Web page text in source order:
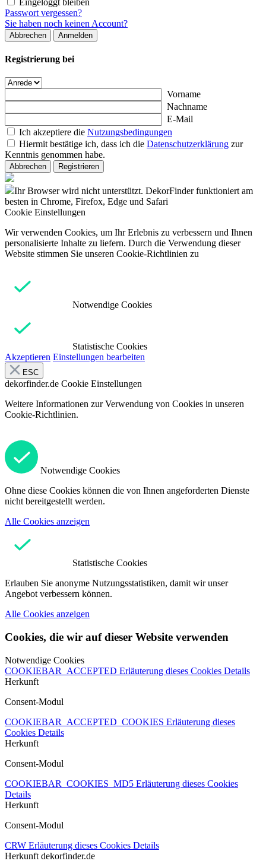
Passwort vergessen?
Sie haben noch keinen Account?
Abbrechen Anmelden
Registrierung bei
Vorname
Nachname
E-Mail
Ich akzeptiere die Nutzungsbedingungen
Hiermit bestätige ich, dass ich die Datenschutzerklärung zur
Kenntnis genommen habe.
Abbrechen Registrieren
Ihr Browser wird nicht unterstützt. DekorFinder funktioniert am
besten in Chrome, Firefox, Edge und Safari
Cookie Einstellungen
Wir verwenden Cookies, um Ihr Erlebnis zu verbessern und Ihnen
personalisierte Inhalte zu liefern. Durch die Verwendung dieser
Website stimmen Sie unseren Cookie-Richtlinien zu
Notwendige Cookies
Statistische Cookies
Akzeptieren Einstellungen bearbeiten
ESC
dekorfinder.de Cookie Einstellungen
Weitere Informationen zur Verwendung von Cookies in unseren
Cookie-Richtlinien.
Notwendige Cookies
Ohne diese Cookies können die von Ihnen angeforderten Dienste
nicht bereitgestellt werden.
Alle Cookies anzeigen
Statistische Cookies
Erlauben Sie anonyme Nutzungsstatistiken, damit wir unser
Angebot verbessern können.
Alle Cookies anzeigen
Cookies, die wir auf dieser Website verwenden
Notwendige Cookies
COOKIEBAR_ACCEPTED Erläuterung dieses Cookies Details
Herkunft
Consent-Modul
COOKIEBAR_ACCEPTED_COOKIES Erläuterung dieses
Cookies Details
Herkunft
Consent-Modul
COOKIEBAR_COOKIES_MD5 Erläuterung dieses Cookies
Details
Herkunft
Consent-Modul
CRW Erläuterung dieses Cookies Details
Herkunft dekorfinder.de